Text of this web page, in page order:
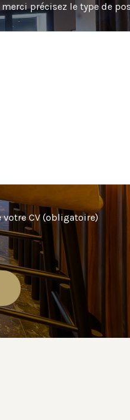
merci précisez le type de
CV (obligatoire)